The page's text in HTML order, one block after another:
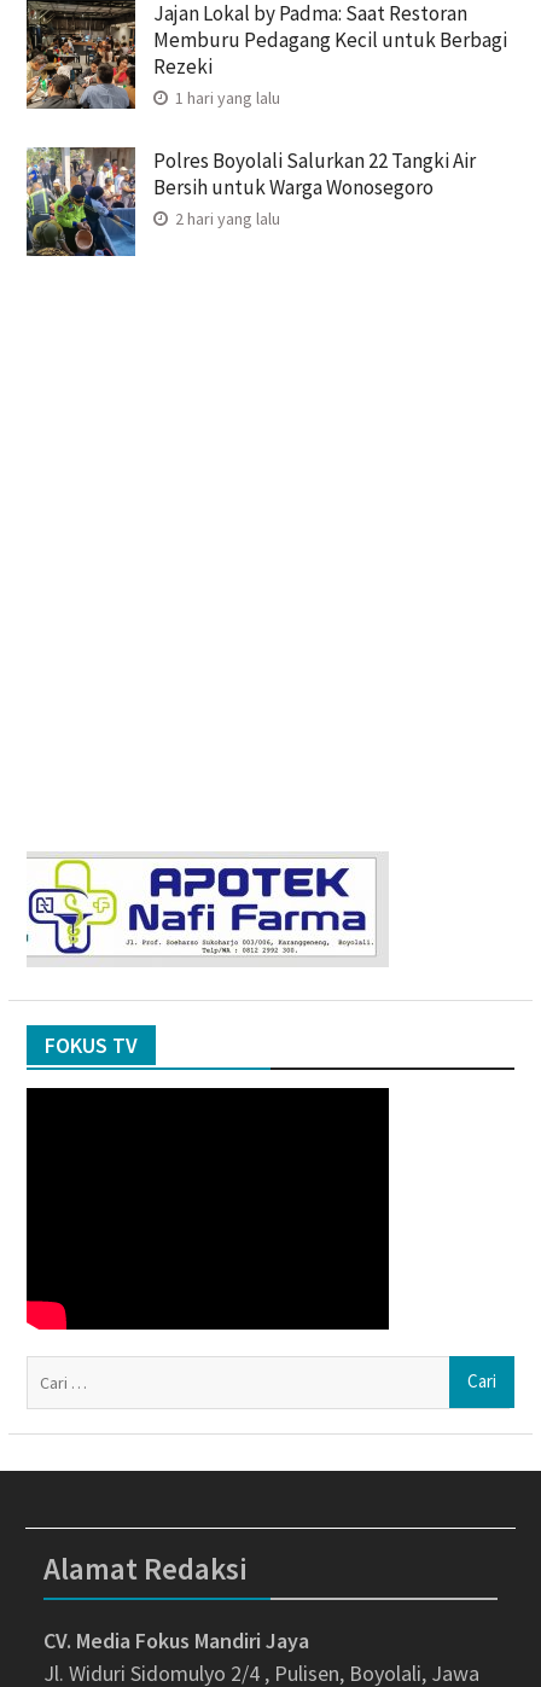
Jajan Lokal by Padma: Saat Restoran
Memburu Pedagang Kecil untuk Berbagi
Rezeki
1 hari yang lalu
Polres Boyolali Salurkan 22 Tangki Air
Bersih untuk Warga Wonosegoro
2 hari yang lalu
FOKUS TV
Alamat Redaksi
CV. Media Fokus Mandiri Jaya
Jl. Widuri Sidomulyo 2/4 , Pulisen, Boyolali, Jawa